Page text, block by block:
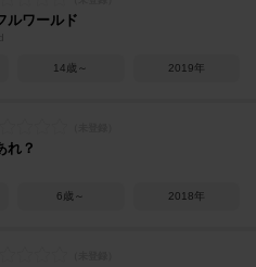
ルワールド
14歳～ 2019年
れ？
6歳～ 2018年